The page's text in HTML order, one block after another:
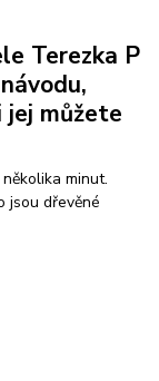
Terezka P
jej můžete
minut.
jsou dřevěné